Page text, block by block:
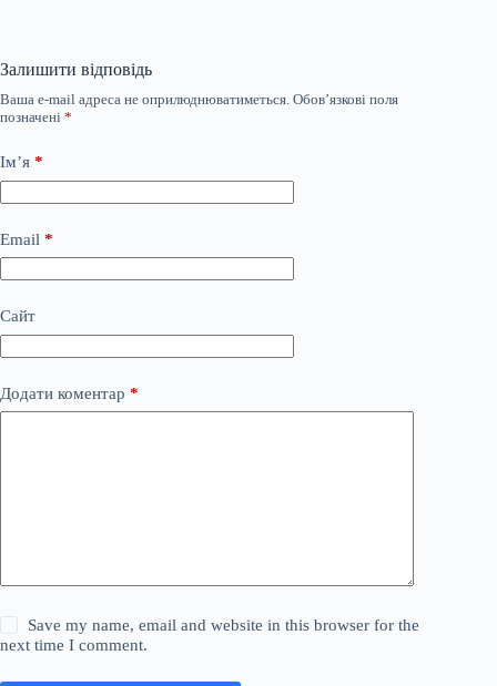
Залишити відповідь
Ваша e-mail адреса не оприлюднюватиметься. Обов’язкові поля
позначені *
Ім’я *
Email *
Сайт
Додати коментар *
Save my name, email and website in this browser for the
next time I comment.